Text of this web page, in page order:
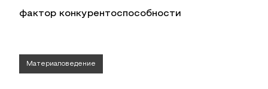
фактор конкурентоспособности
Материаловедение